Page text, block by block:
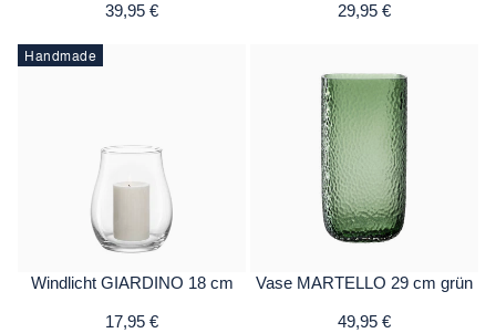
39,95 € 29,95 €
Handmade
Windlicht GIARDINO 18 cm
17,95 €
Vase MARTELLO 29 cm grün
49,95 €